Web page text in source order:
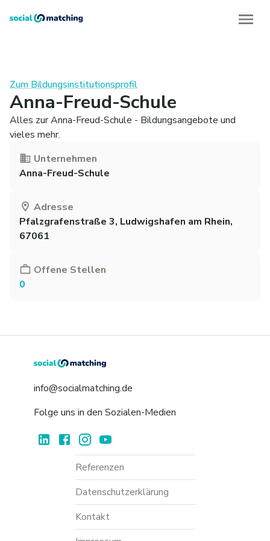
Zum Bildungsinstitutionsprofil
Anna-Freud-Schule
Alles zur Anna-Freud-Schule - Bildungsangebote und
vieles mehr.
Unternehmen
Anna-Freud-Schule
Adresse
Pfalzgrafenstraße 3, Ludwigshafen am Rhein,
67061
Offene Stellen
0
info@socialmatching.de
Folge uns in den Sozialen-Medien
Referenzen
Datenschutzerklärung
Kontakt